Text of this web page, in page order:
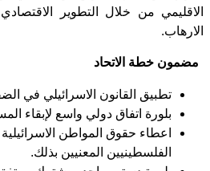
الاقليمي من خلال التطوير
الارهاب.
مضمون خطة الاتحاد
تطبيق القانون الاسرائيلي في
بلورة اتفاق دولي واسع لإبقاء
اعطاء حقوق المواطن
الفلسطينيين المعنيين بذلك.